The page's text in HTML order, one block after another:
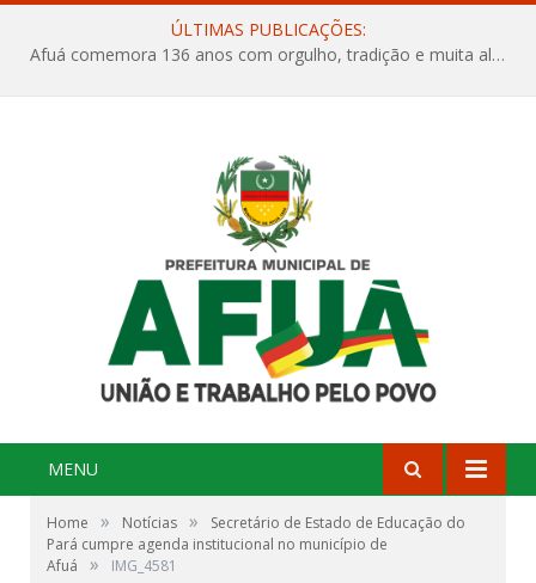
ÚLTIMAS PUBLICAÇÕES:
Afuá comemora 136 anos com orgulho, tradição e muita alegria na Quadra Dr. Nelson Salomão
MENU
Home » Notícias »
Secretário de Estado de Educação do
Pará cumpre agenda institucional no município de
Afuá
» IMG_4581